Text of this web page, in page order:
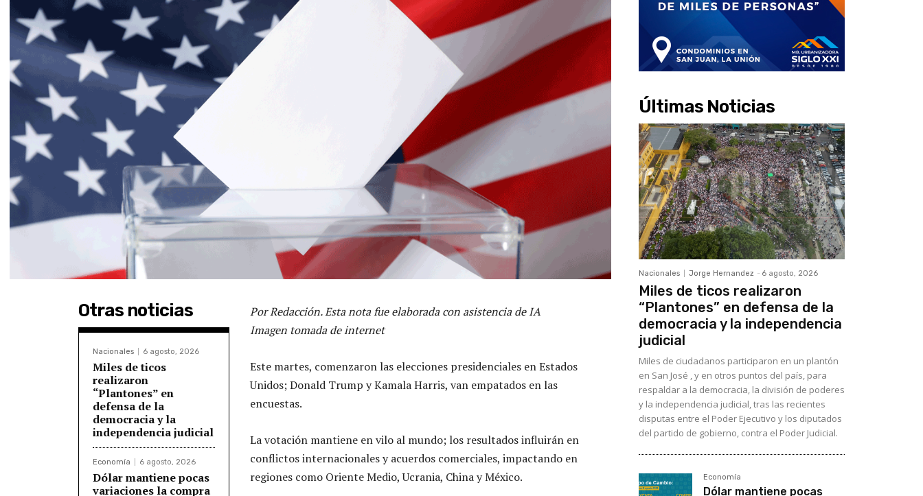
Otras noticias
Nacionales 6 agosto, 2026
Miles de ticos
realizaron
“Plantones” en
defensa de la
democracia y la
independencia judicial
Economía 6 agosto, 2026
Dólar mantiene pocas
variaciones la compra
Por Redacción. Esta nota fue elaborada con asistencia de IA
Imagen tomada de internet
Este martes, comenzaron las elecciones presidenciales en Estados
Unidos; Donald Trump y Kamala Harris, van empatados en las
encuestas.
La votación mantiene en vilo al mundo; los resultados influirán en
conflictos internacionales y acuerdos comerciales, impactando en
regiones como Oriente Medio, Ucrania, China y México.
Últimas Noticias
Nacionales Jorge Hernandez - 6 agosto, 2026
Miles de ticos realizaron
“Plantones” en defensa de la
democracia y la independencia
judicial
Miles de ciudadanos participaron en un plantón
en San José , y en otros puntos del país, para
respaldar a la democracia, la división de poderes
y la independencia judicial, tras las recientes
disputas entre el Poder Ejecutivo y los diputados
del partido de gobierno, contra el Poder Judicial.
Economía
Dólar mantiene pocas